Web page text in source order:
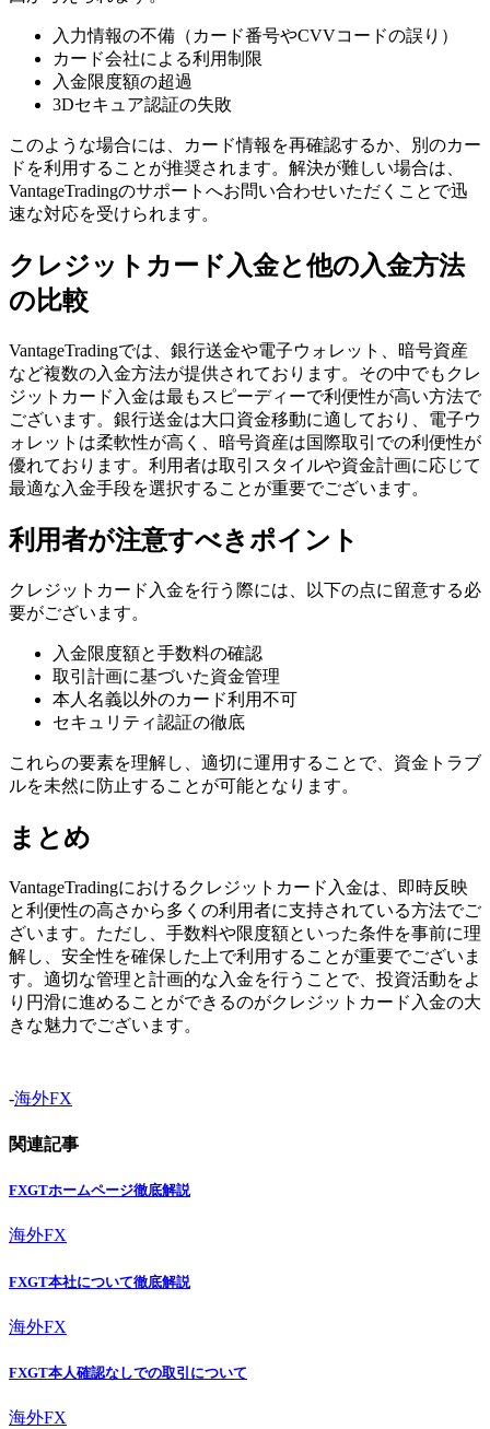
入力情報の不備（カード番号やCVVコードの誤り）
カード会社による利用制限
入金限度額の超過
3Dセキュア認証の失敗
このような場合には、カード情報を再確認するか、別のカー
ドを利用することが推奨されます。解決が難しい場合は、
VantageTradingのサポートへお問い合わせいただくことで迅
速な対応を受けられます。
クレジットカード入金と他の入金方法
の比較
VantageTradingでは、銀行送金や電子ウォレット、暗号資産
など複数の入金方法が提供されております。その中でもクレ
ジットカード入金は最もスピーディーで利便性が高い方法で
ございます。銀行送金は大口資金移動に適しており、電子ウ
ォレットは柔軟性が高く、暗号資産は国際取引での利便性が
優れております。利用者は取引スタイルや資金計画に応じて
最適な入金手段を選択することが重要でございます。
利用者が注意すべきポイント
クレジットカード入金を行う際には、以下の点に留意する必
要がございます。
入金限度額と手数料の確認
取引計画に基づいた資金管理
本人名義以外のカード利用不可
セキュリティ認証の徹底
これらの要素を理解し、適切に運用することで、資金トラブ
ルを未然に防止することが可能となります。
まとめ
VantageTradingにおけるクレジットカード入金は、即時反映
と利便性の高さから多くの利用者に支持されている方法でご
ざいます。ただし、手数料や限度額といった条件を事前に理
解し、安全性を確保した上で利用することが重要でございま
す。適切な管理と計画的な入金を行うことで、投資活動をよ
り円滑に進めることができるのがクレジットカード入金の大
きな魅力でございます。
-海外FX
関連記事
FXGTホームページ徹底解説
海外FX
FXGT本社について徹底解説
海外FX
FXGT本人確認なしでの取引について
海外FX